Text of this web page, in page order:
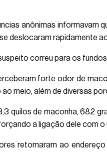
anônimas informavam
deslocaram rapidamente
correu para os
forte odor de
meio, além de diversas
quilos de maconha, 682
a ligação dele com o
retornaram ao